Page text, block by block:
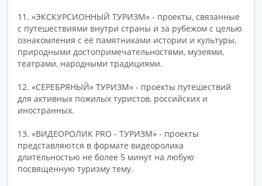
11. «ЭКСКУРСИОННЫЙ ТУРИЗМ» - проекты, связанные
с путешествиями внутри страны и за рубежом с целью
ознакомления с её памятниками истории и культуры,
природными достопримечательностями, музеями,
театрами, народными традициями.
12. «СЕРЕБРЯНЫЙ» ТУРИЗМ» - проекты путешествий
для активных пожилых туристов, российских и
иностранных.
13. «ВИДЕОРОЛИК PRO - ТУРИЗМ» - проекты
представляются в формате видеоролика
длительностью не более 5 минут на любую
посвященную туризму тему.